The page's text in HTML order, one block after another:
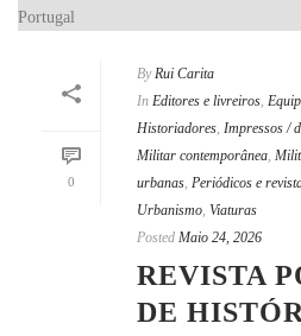
0
By Rui Carita
In Editores e livreiros,
Historiadores, Impressos /
Militar contemporânea,
urbanas, Periódicos e
Urbanismo, Viaturas
Posted Maio 24, 2026
REVISTA
DE